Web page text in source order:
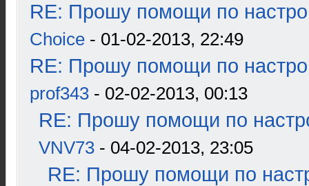
RE: Прошу помощи по
Choice - 01-02-2013, 22:49
RE: Прошу помощи по
prof343 - 02-02-2013, 00:13
RE: Прошу помощи по
VNV73 - 04-02-2013, 23:05
RE: Прошу помощи по